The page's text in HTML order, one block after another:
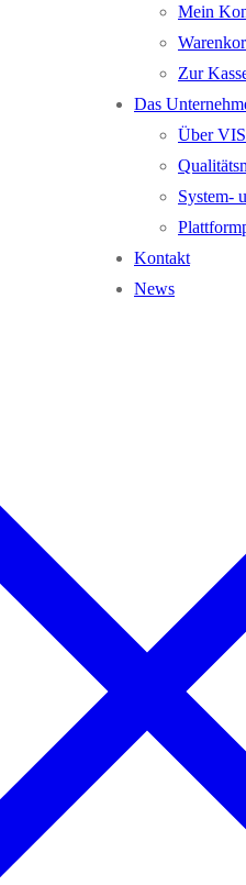
Mein
Zur
Das
Über
System-
Kontakt
News